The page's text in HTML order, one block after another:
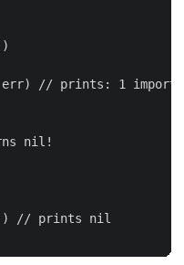
// prints: 1
nil!
// prints nil